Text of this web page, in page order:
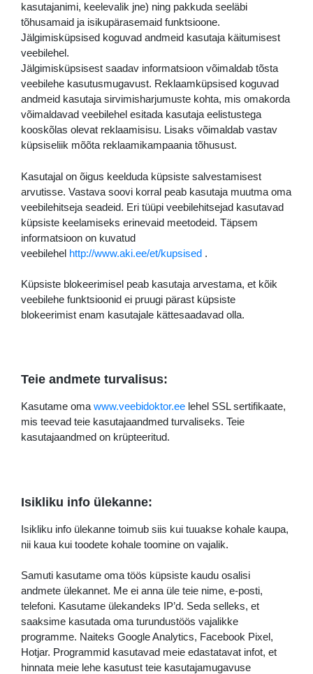
kasutajanimi, keelevalik jne) ning pakkuda seeläbi
tõhusamaid ja isikupärasemaid funktsioone.
Jälgimisküpsised koguvad andmeid kasutaja käitumisest
veebilehel.
Jälgimisküpsisest saadav informatsioon võimaldab tõsta
veebilehe kasutusmugavust. Reklaamküpsised koguvad
andmeid kasutaja sirvimisharjumuste kohta, mis omakorda
võimaldavad veebilehel esitada kasutaja eelistustega
kooskõlas olevat reklaamisisu. Lisaks võimaldab vastav
küpsiseliik mõõta reklaamikampaania tõhusust.
Kasutajal on õigus keelduda küpsiste salvestamisest
arvutisse. Vastava soovi korral peab kasutaja muutma oma
veebilehitseja seadeid. Eri tüüpi veebilehitsejad kasutavad
küpsiste keelamiseks erinevaid meetodeid. Täpsem
informatsioon on kuvatud
veebilehel http://www.aki.ee/et/kupsised .
Küpsiste blokeerimisel peab kasutaja arvestama, et kõik
veebilehe funktsioonid ei pruugi pärast küpsiste
blokeerimist enam kasutajale kättesaadavad olla.
Teie andmete turvalisus:
Kasutame oma www.veebidoktor.ee lehel SSL sertifikaate,
mis teevad teie kasutajaandmed turvaliseks. Teie
kasutajaandmed on krüpteeritud.
Isikliku info ülekanne:
Isikliku info ülekanne toimub siis kui tuuakse kohale kaupa,
nii kaua kui toodete kohale toomine on vajalik.
Samuti kasutame oma töös küpsiste kaudu osalisi
andmete ülekannet. Me ei anna üle teie nime, e-posti,
telefoni. Kasutame ülekandeks IP’d. Seda selleks, et
saaksime kasutada oma turundustöös vajalikke
programme. Naiteks Google Analytics, Facebook Pixel,
Hotjar. Programmid kasutavad meie edastatavat infot, et
hinnata meie lehe kasutust teie kasutajamugavuse